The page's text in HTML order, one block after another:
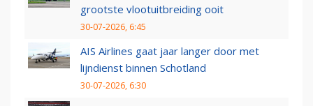
grootste vlootuitbreiding ooit
30-07-2026, 6:45
AIS Airlines gaat jaar langer door met
lijndienst binnen Schotland
30-07-2026, 6:30